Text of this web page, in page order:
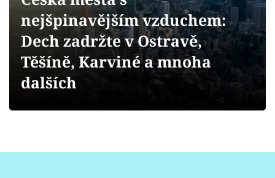
Přihlášení
Sledujte nás
nejšpinavějším vzduchem:
Dech zadržte v Ostravě,
Těšíně, Karviné a mnoha
dalších